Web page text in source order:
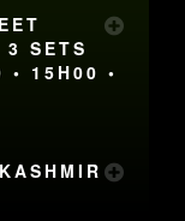
SETS
• 15H00 •